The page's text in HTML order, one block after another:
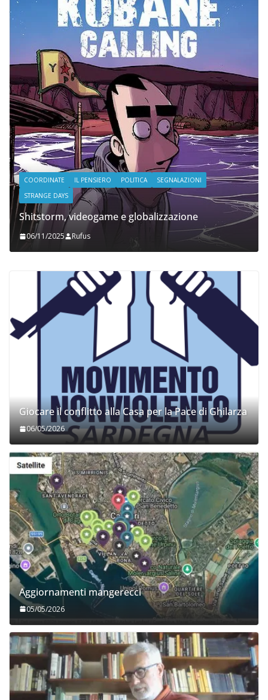
COORDINATE IL PENSIERO POLITICA
SEGNALAZIONI
STRANGE DAYS
Shitstorm, videogame e globalizzazione
06/11/2025 Rufus
Giocare il conflitto alla Casa per la Pace di Ghilarza
06/05/2026
Aggiornamenti mangerecci
05/05/2026